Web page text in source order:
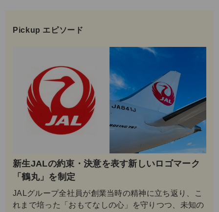
Pickup エピソード
新生JALの約束・決意を表す新しいロゴマーク
「鶴丸」を制定
JALグループ全社員が創業当時の精神に立ち返り、こ
れまで培った「おもてなしの心」を守りつつ、未知の